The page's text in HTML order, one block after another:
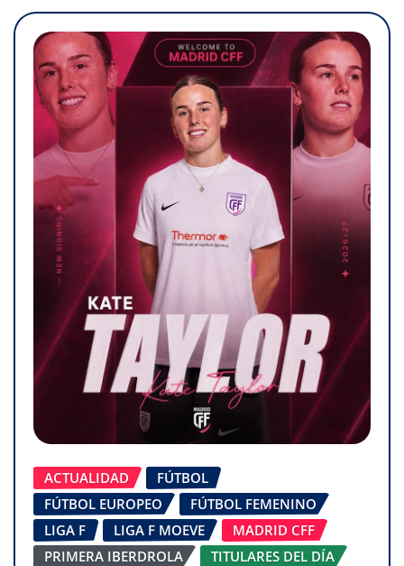
ACTUALIDAD
FÚTBOL
FÚTBOL EUROPEO
FÚTBOL FEMENINO
LIGA F
LIGA F MOEVE
MADRID CFF
PRIMERA IBERDROLA
TITULARES DEL DÍA